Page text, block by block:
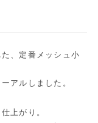
、定番メッシュ小
アルしました。
上がり。